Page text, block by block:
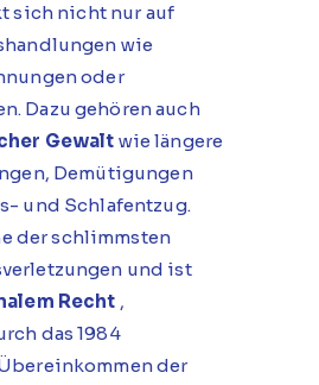
sich nicht nur auf
wie
oder
Dazu gehören auch
Gewalt wie längere
Demütigungen
und Schlafentzug.
der schlimmsten
und ist
Recht ,
das 1984
der